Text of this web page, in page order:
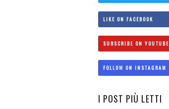
LIKE ON FACEBOOK
SUBSCRIBE ON YOUTUBE
FOLLOW ON INSTAGRAM
I POST PIÙ LETTI